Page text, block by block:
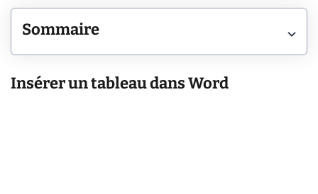
Sommaire
Insérer un tableau dans Word